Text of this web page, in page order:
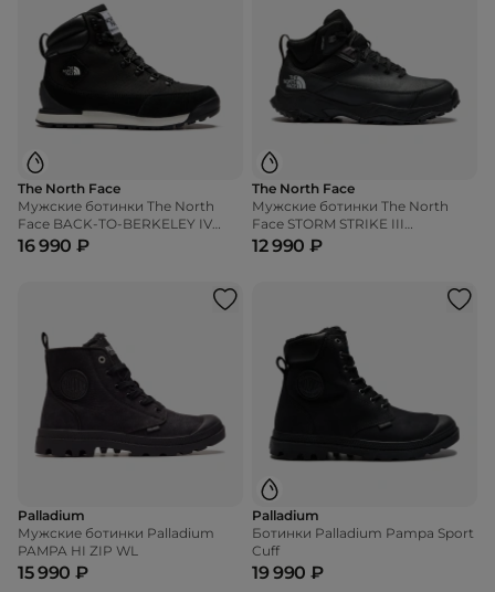
The North Face
Мужские ботинки The North
Face BACK-TO-BERKELEY IV
TEXTILE WATERPROOF
16 990 ₽
The North Face
Мужские ботинки The North
Face STORM STRIKE III
WATERPROOF
12 990 ₽
Palladium
Мужские ботинки Palladium
PAMPA HI ZIP WL
15 990 ₽
Palladium
Ботинки Palladium Pampa Sport
Cuff
19 990 ₽